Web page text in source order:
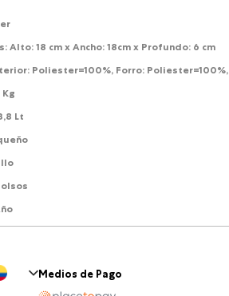
:Alto: 18 cm x Ancho: 18cm x Profundo: 6 cm
Poliester=100%, Forro: Poliester=100%,
Lt
Medios de Pago